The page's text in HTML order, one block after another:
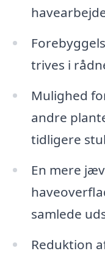
trives i
Mulighed
andre
tidligere
En mere
samlede
Reduktion